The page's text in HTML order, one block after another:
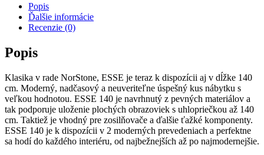
Popis
Ďalšie informácie
Recenzie (0)
Popis
Klasika v rade NorStone, ESSE je teraz k dispozícii aj v dĺžke 140
cm. Moderný, nadčasový a neuveriteľne úspešný kus nábytku s
veľkou hodnotou. ESSE 140 je navrhnutý z pevných materiálov a
tak podporuje uloženie plochých obrazoviek s uhlopriečkou až 140
cm. Taktiež je vhodný pre zosilňovače a ďalšie ťažké komponenty.
ESSE 140 je k dispozícii v 2 moderných prevedeniach a perfektne
sa hodí do každého interiéru, od najbežnejších až po najmodernejšie.